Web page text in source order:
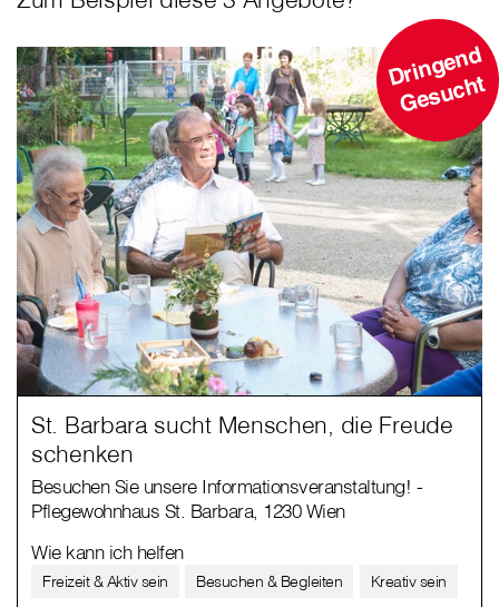
D
ri
n
g
e
n
d
G
e
s
u
c
ht
St. Barbara sucht Menschen, die Freude
schenken
Besuchen Sie unsere Informationsveranstaltung! -
Pflegewohnhaus St. Barbara, 1230 Wien
Wie kann ich helfen
Freizeit & Aktiv sein Besuchen & Begleiten Kreativ sein